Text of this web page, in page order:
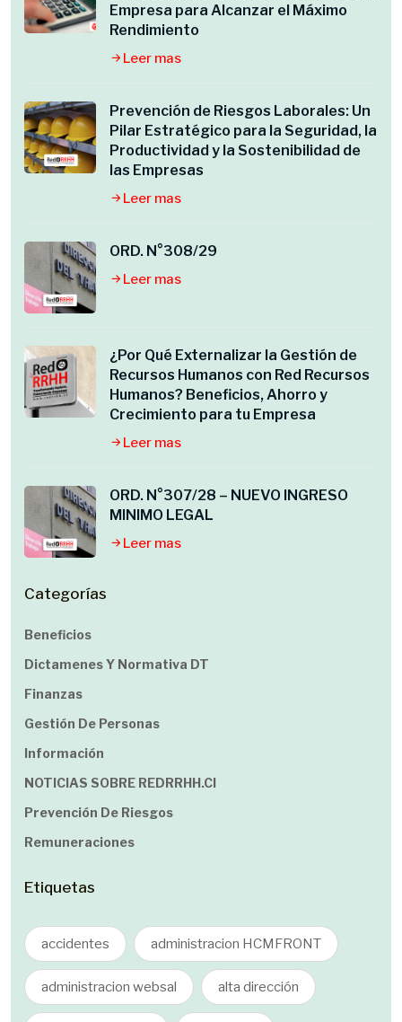
Empresa para Alcanzar el Máximo
Rendimiento
Leer mas
Prevención de Riesgos Laborales: Un
Pilar Estratégico para la Seguridad, la
Productividad y la Sostenibilidad de
las Empresas
Leer mas
ORD. N°308/29
Leer mas
¿Por Qué Externalizar la Gestión de
Recursos Humanos con Red Recursos
Humanos? Beneficios, Ahorro y
Crecimiento para tu Empresa
Leer mas
ORD. N°307/28 – NUEVO INGRESO
MINIMO LEGAL
Leer mas
Categorías
Beneficios
Dictamenes Y Normativa DT
Finanzas
Gestión De Personas
Información
NOTICIAS SOBRE REDRRHH.cl
Prevención De Riesgos
Remuneraciones
Etiquetas
accidentes administracion HCMFRONT
administracion websal alta dirección